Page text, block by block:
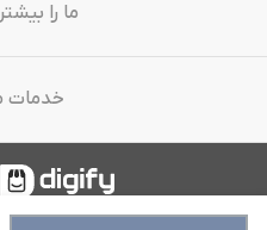
ما را
خدمات